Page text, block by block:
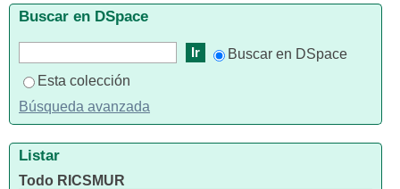
Buscar en DSpace
Buscar en DSpace
Esta colección
Búsqueda avanzada
Listar
Todo RICSMUR